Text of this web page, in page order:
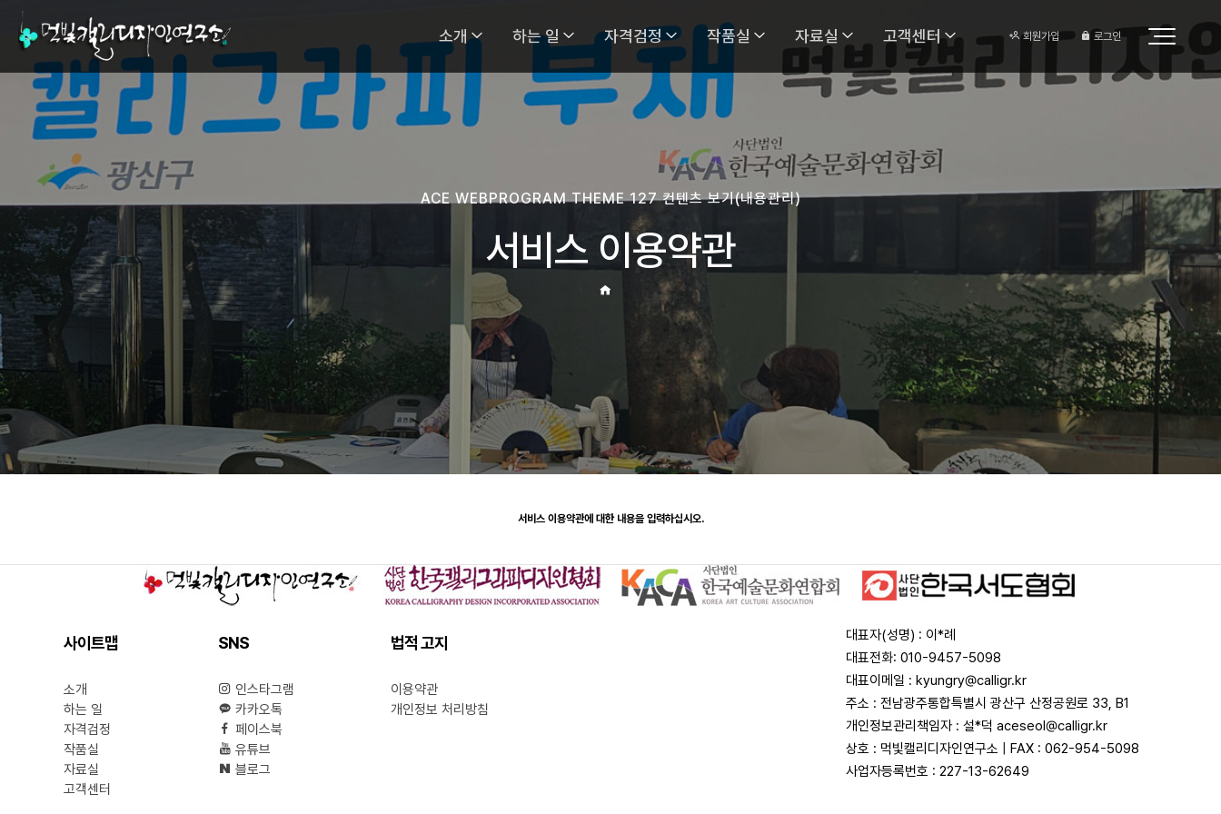
소개 하는 일 자격검정 작품실 자료실 고객센터 회원가입 로그인
ACE WEBPROGRAM THEME 127 컨텐츠 보기(내용관리)
서비스 이용약관
서비스 이용약관에 대한 내용을 입력하십시오.
사이트맵
소개
하는 일
자격검정
작품실
자료실
고객센터
SNS
인스타그램
카카오톡
페이스북
유튜브
블로그
법적 고지
이용약관
개인정보 처리방침
대표자(성명) : 이*례
대표전화: 010-9457-5098
대표이메일 : kyungry@calligr.kr
주소 : 전남광주통합특별시 광산구 산정공원로 33, B1
개인정보관리책임자 : 설*덕 aceseol@calligr.kr
상호 : 먹빛캘리디자인연구소 | FAX : 062-954-5098
사업자등록번호 : 227-13-62649